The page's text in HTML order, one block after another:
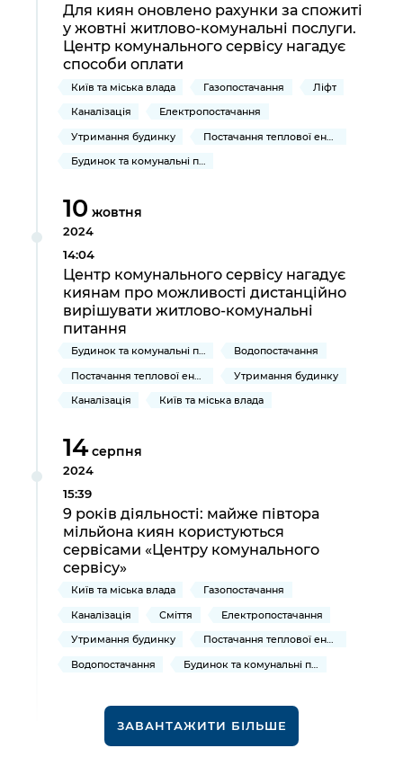
Для киян оновлено рахунки за спожиті
у жовтні житлово-комунальні послуги.
Центр комунального сервісу нагадує
способи оплати
Київ та міська влада Газопостачання
Ліфт
Каналізація
Електропостачання
Утримання будинку
Будинок та комунальні послуги
10 жовтня
2024
14:04
Центр комунального сервісу нагадує
киянам про можливості дистанційно
вирішувати житлово-комунальні
питання
Будинок та комунальні послуги
Водопостачання
Постачання теплової енергії та гарячої води
Утримання будинку
Каналізація
Київ та міська влада
14 серпня
2024
15:39
9 років діяльності: майже півтора
мільйона киян користуються
сервісами «Центру комунального
сервісу»
Київ та міська влада
Газопостачання
Каналізація
Сміття
Електропостачання
Утримання будинку
Постачання теплової енергії та гарячої води
Водопостачання
ЗАВАНТАЖИТИ БІЛЬШЕ